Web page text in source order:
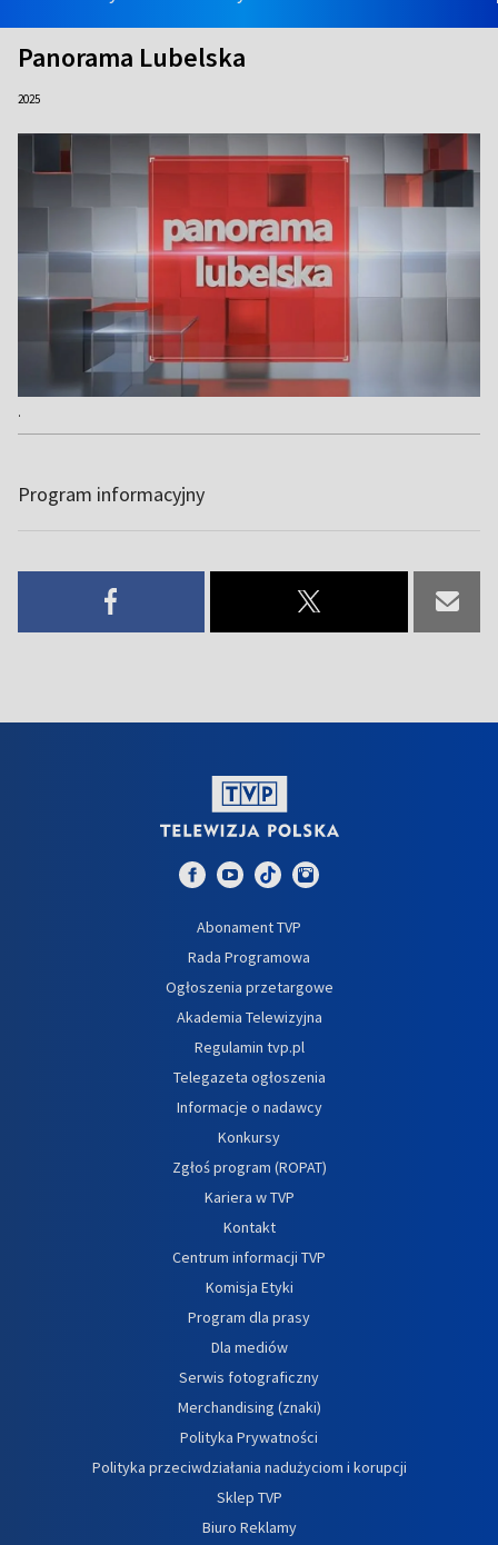
Panorama Lubelska
2025
.
Program informacyjny
Abonament TVP
Rada Programowa
Ogłoszenia przetargowe
Akademia Telewizyjna
Regulamin tvp.pl
Telegazeta ogłoszenia
Informacje o nadawcy
Konkursy
Zgłoś program (ROPAT)
Kariera w TVP
Kontakt
Centrum informacji TVP
Komisja Etyki
Program dla prasy
Dla mediów
Serwis fotograficzny
Merchandising (znaki)
Polityka Prywatności
Polityka przeciwdziałania nadużyciom i korupcji
Sklep TVP
Biuro Reklamy